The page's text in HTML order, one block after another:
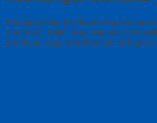
Menggunakan produsen toga wisuda
menonjol. Bikin Toga Wisuda
produsen toga memberikan tarif